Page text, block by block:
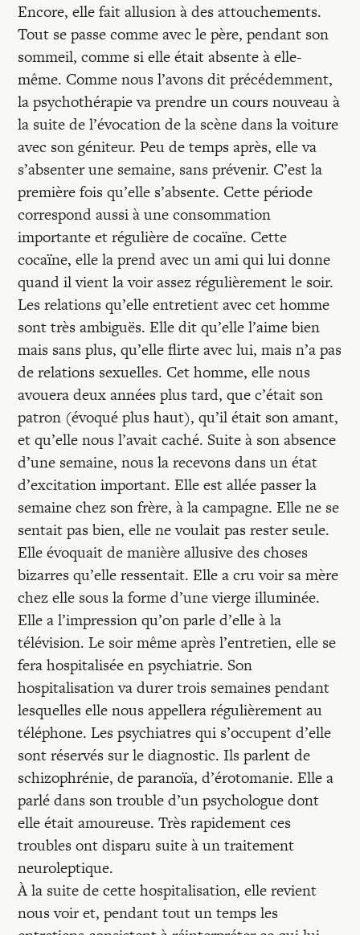
Encore, elle fait allusion à des attouchements.
Tout se passe comme avec le père, pendant son
sommeil, comme si elle était absente à elle-
même. Comme nous l’avons dit précédemment,
la psychothérapie va prendre un cours nouveau à
la suite de l’évocation de la scène dans la voiture
avec son géniteur. Peu de temps après, elle va
s’absenter une semaine, sans prévenir. C’est la
première fois qu’elle s’absente. Cette période
correspond aussi à une consommation
importante et régulière de cocaïne. Cette
cocaïne, elle la prend avec un ami qui lui donne
quand il vient la voir assez régulièrement le soir.
Les relations qu’elle entretient avec cet homme
sont très ambiguës. Elle dit qu’elle l’aime bien
mais sans plus, qu’elle flirte avec lui, mais n’a pas
de relations sexuelles. Cet homme, elle nous
avouera deux années plus tard, que c’était son
patron (évoqué plus haut), qu’il était son amant,
et qu’elle nous l’avait caché. Suite à son absence
d’une semaine, nous la recevons dans un état
d’excitation important. Elle est allée passer la
semaine chez son frère, à la campagne. Elle ne se
sentait pas bien, elle ne voulait pas rester seule.
Elle évoquait de manière allusive des choses
bizarres qu’elle ressentait. Elle a cru voir sa mère
chez elle sous la forme d’une vierge illuminée.
Elle a l’impression qu’on parle d’elle à la
télévision. Le soir même après l’entretien, elle se
fera hospitalisée en psychiatrie. Son
hospitalisation va durer trois semaines pendant
lesquelles elle nous appellera régulièrement au
téléphone. Les psychiatres qui s’occupent d’elle
sont réservés sur le diagnostic. Ils parlent de
schizophrénie, de paranoïa, d’érotomanie. Elle a
parlé dans son trouble d’un psychologue dont
elle était amoureuse. Très rapidement ces
troubles ont disparu suite à un traitement
neuroleptique.
À la suite de cette hospitalisation, elle revient
nous voir et, pendant tout un temps les